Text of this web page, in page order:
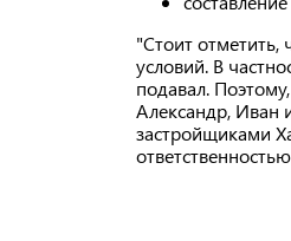
"Стоит
условий. В
подавал.
Александр, Иван
застройщиками